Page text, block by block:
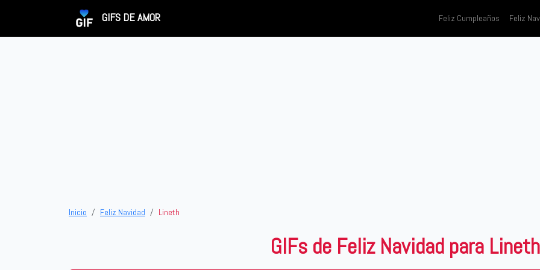
GIFS DE AMOR Feliz Cumpleaños Feliz
Inicio Feliz Navidad Lineth
GIFs de Feliz Navidad para Lineth